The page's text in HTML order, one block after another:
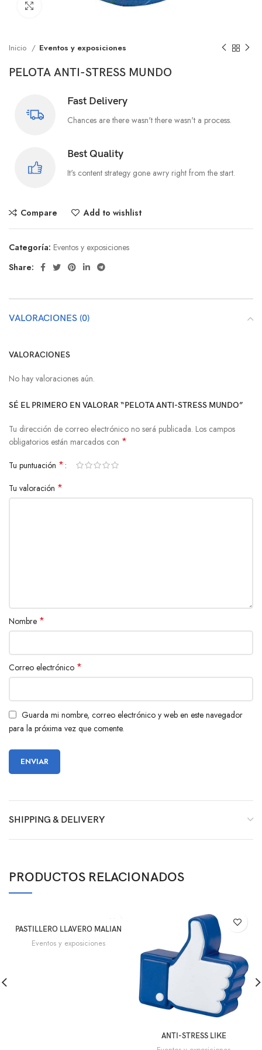
Inicio Eventos y exposiciones
PELOTA ANTI-STRESS MUNDO
Fast Delivery
Chances are there wasn't there wasn't a process.
Best Quality
It's content strategy gone awry right from the start.
Compare Add to wishlist
Categoría: Eventos y exposiciones
Share:
VALORACIONES (0)
VALORACIONES
No hay valoraciones aún.
SÉ EL PRIMERO EN VALORAR “PELOTA ANTI-STRESS MUNDO”
Tu dirección de correo electrónico no será publicada. Los campos
obligatorios están marcados con *
Tu puntuación *
Tu valoración *
Nombre *
Correo electrónico *
Guarda mi nombre, correo electrónico y web en este navegador
para la próxima vez que comente.
SHIPPING & DELIVERY
PRODUCTOS RELACIONADOS
PASTILLERO LLAVERO MALIAN
Eventos y exposiciones
ANTI-STRESS LIKE